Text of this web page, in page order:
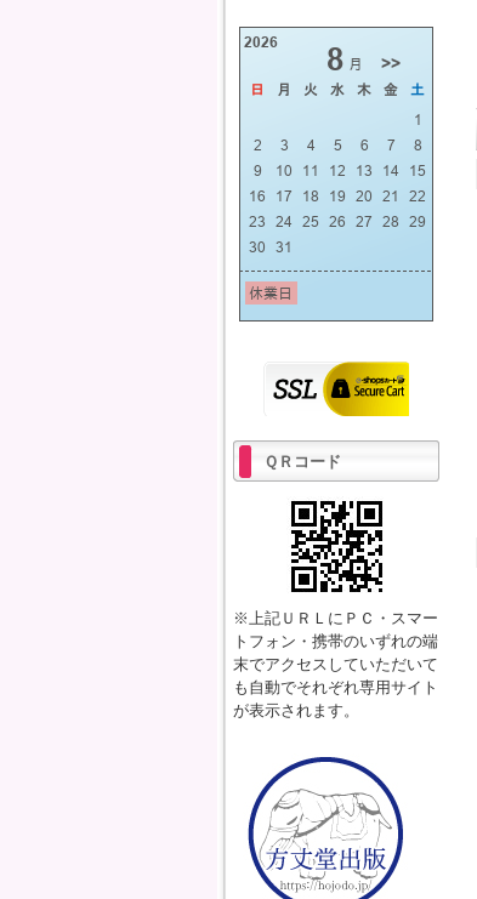
ＱＲコード
※上記ＵＲＬにＰＣ・スマー
トフォン・携帯のいずれの端
末でアクセスしていただいて
も自動でそれぞれ専用サイト
が表示されます。